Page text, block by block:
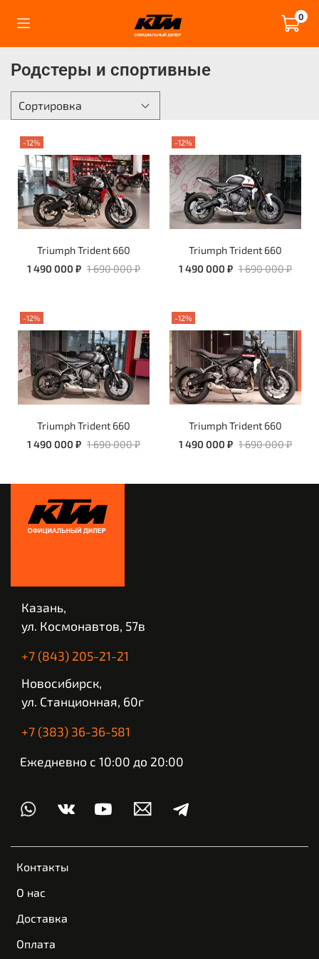
0
Родстеры и спортивные
-12%
Triumph Trident 660
1 490 000 ₽ 1 690 000 ₽
-12%
Triumph Trident 660
1 490 000 ₽ 1 690 000 ₽
-12%
Triumph Trident 660
1 490 000 ₽ 1 690 000 ₽
-12%
Triumph Trident 660
1 490 000 ₽ 1 690 000 ₽
Контакты
О нас
Доставка
Оплата
Казань,
ул. Космонавтов, 57в
+7 (843) 205-21-21
Новосибирск,
ул. Станционная, 60г
+7 (383) 36-36-581
Ежедневно с 10:00 до 20:00